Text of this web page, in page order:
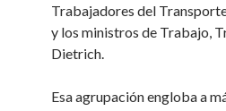
Trabajadores del
y los ministros de Trabajo,
Dietrich.
Esa agrupación engloba a